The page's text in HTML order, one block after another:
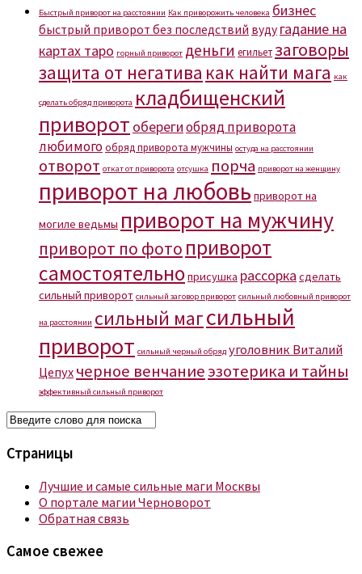
Быстрый приворот на расстоянии Как приворожить человека бизнес
быстрый приворот без последствий вуду гадание на
картах таро горный приворот деньги егильетзаговоры
защита от негатива как найти мага как
сделать обряд приворота кладбищенский
приворот оберегиобряд приворота
любимогообряд приворота мужчины остуда на расстоянии
отворот откат от приворота отсушка порча приворот на женщину
приворот на любовь приворот на
могиле ведьмы приворот на мужчину
приворот по фото приворот
самостоятельноприсушка рассорка сделать
сильный приворот сильный заговор приворот сильный любовный приворот
на расстоянии сильный магсильный
приворот сильный черный обряд уголовник Виталий
Цепух черное венчаниеэзотерика и тайны
эффективный сильный приворот
Страницы
Лучшие и самые сильные маги Москвы
О портале магии Черноворот
Обратная связь
Самое свежее